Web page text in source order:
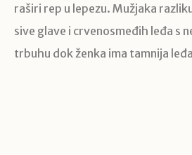
raširi rep u lepezu. Mužjaka
sive glave i crvenosmeđih leđa s
trbuhu dok ženka ima tamnija